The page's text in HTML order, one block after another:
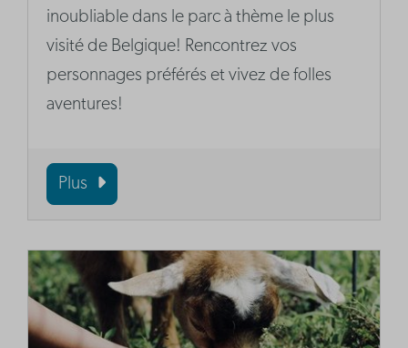
inoubliable dans le parc à thème le plus
visité de Belgique! Rencontrez vos
personnages préférés et vivez de folles
aventures!
Plus